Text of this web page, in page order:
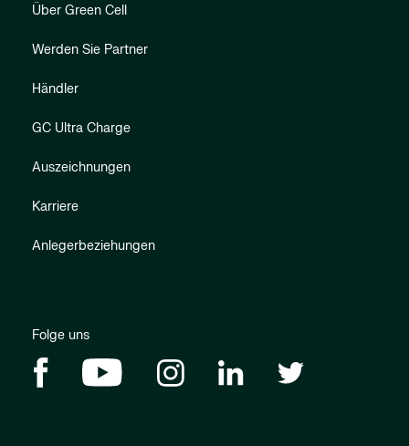
Über Green Cell
Werden Sie Partner
Händler
GC Ultra Charge
Auszeichnungen
Karriere
Anlegerbeziehungen
Folge uns